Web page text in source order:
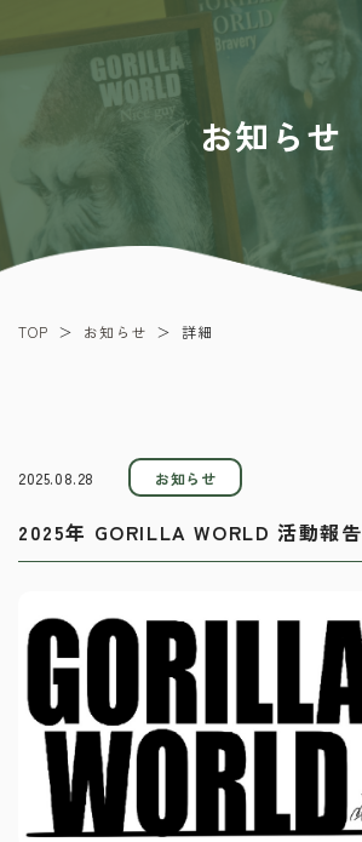
お知らせ
TOP ＞ お知らせ ＞ 詳細
2025.08.28 お知らせ
2025年 GORILLA WORLD 活動報告